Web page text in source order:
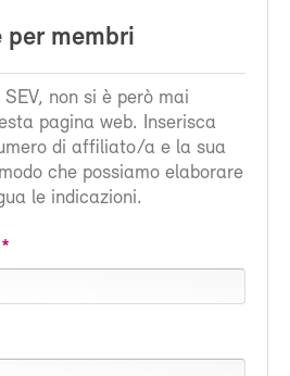
per membri
non si è però mai
pagina web. Inserisca
di affiliato/a e la sua
che possiamo elaborare
le indicazioni.